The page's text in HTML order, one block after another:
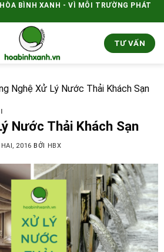
BÌNH XANH - VÌ MÔI TRƯỜNG PHÁT
TƯ VẤN
Nghệ Xử Lý Nước Thải Khách Sạn
Nước Thải Khách Sạn
2016 BỞI HBX